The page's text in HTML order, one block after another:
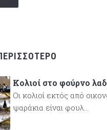
Κολιοί στο φούρνο
Οι κολιοί εκτός από
ψαράκια είναι φουλ...